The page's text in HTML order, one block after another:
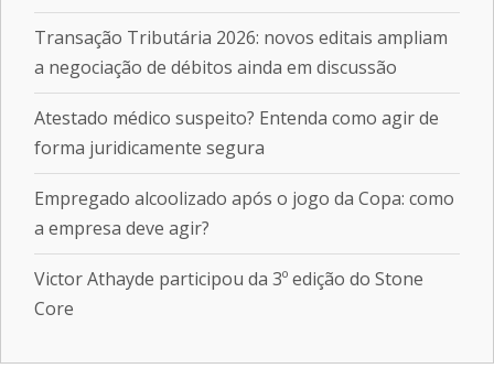
Transação Tributária 2026: novos editais ampliam
a negociação de débitos ainda em discussão
Atestado médico suspeito? Entenda como agir de
forma juridicamente segura
Empregado alcoolizado após o jogo da Copa: como
a empresa deve agir?
Victor Athayde participou da 3º edição do Stone
Core